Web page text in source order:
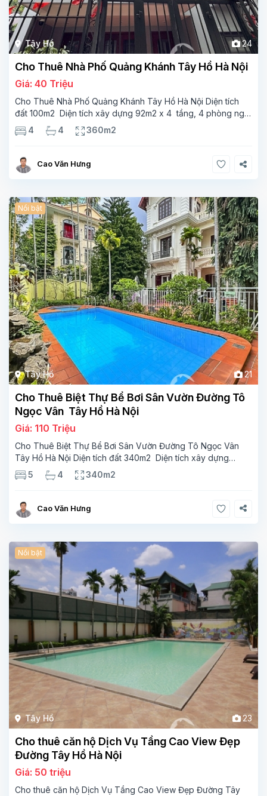
Tây Hồ 24
Cho Thuê Nhà Phố Quảng Khánh Tây Hồ Hà Nội
Giá: 40 Triệu
Cho Thuê Nhà Phố Quảng Khánh Tây Hồ Hà Nội Diện tích
đất 100m2 Diện tích xây dựng 92m2 x 4 tầng, 4 phòng ngủ
3 phòng tắm Tầng 1 – phòng bếp-1wc Tầng 2– phòng khách
, 1 phòng ngủ,1 phòng tắm Tầng 3- 2
4 4 360m2
Cao Văn Hưng
Tây Hồ 21
Nổi bật
Cho Thuê Biệt Thự Bể Bơi Sân Vườn Đường Tô
Ngọc Vân Tây Hồ Hà Nội
Giá: 110 Triệu
Cho Thuê Biệt Thự Bể Bơi Sân Vườn Đường Tô Ngọc Vân
Tây Hồ Hà Nội Diện tích đất 340m2 Diện tích xây dựng
110m2 Xây 3 tầng, 5 phòng ngủ 4 phòng tắm Tầng 1, ,
phòng khách , phòng bếp-1wc Tầng 2, 3
5 4 340m2
Cao Văn Hưng
Tây Hồ 23
Nổi bật
Cho thuê căn hộ Dịch Vụ Tầng Cao View Đẹp
Đường Tây Hồ Hà Nội
Giá: 50 triệu
Cho thuê căn hộ Dịch Vụ Tầng Cao View Đẹp Đường Tây